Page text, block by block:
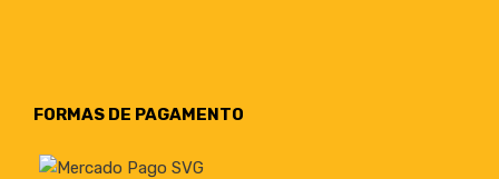
FORMAS DE PAGAMENTO